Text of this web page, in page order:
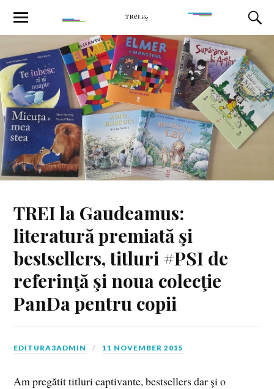
TREI la Gaudeamus:
literatură premiată şi
bestsellers, titluri #PSI de
referinţă şi noua colecţie
PanDa pentru copii
EDITURA3ADMIN 11 NOVEMBER 2015
Ampregătit titluri captivante, bestsellers dar şi o